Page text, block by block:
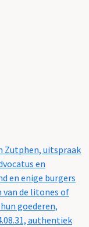
Zutphen, uitspraak
en
en enige burgers
van de litones of
goederen,
authentiek